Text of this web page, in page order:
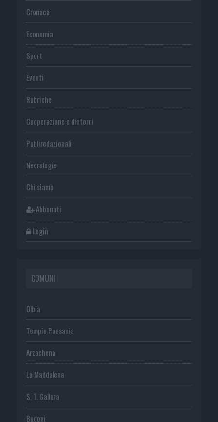
Cronaca
Economia
Sport
Eventi
Rubriche
Cooperazione e dintorni
Publiredazionali
Necrologie
Chi siamo
Abbonati
Login
COMUNI
Olbia
Tempio Pausania
Arzachena
La Maddalena
S. T. Gallura
Budoni